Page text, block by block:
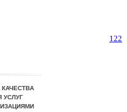
122